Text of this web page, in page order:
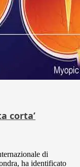
corta’
di
ha identificato